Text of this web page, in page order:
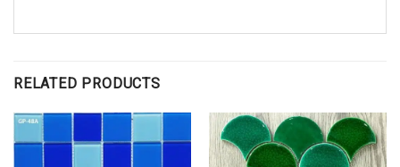
RELATED PRODUCTS